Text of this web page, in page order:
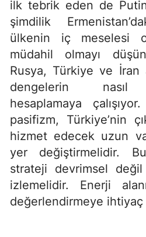
ilk tebrik eden de
şimdilik
ülkenin iç meselesi
müdahil olmayı
Rusya, Türkiye ve İran
dengelerin nasıl
hesaplamaya
pasifizm, Türkiye’nin
hizmet edecek uzun
yer değiştirmelidir.
strateji devrimsel
izlemelidir. Enerji
değerlendirmeye ihtiyaç